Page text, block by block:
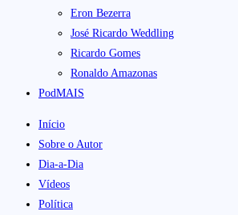
Eron Bezerra
José Ricardo Weddling
Ricardo Gomes
Ronaldo Amazonas
PodMAIS
Início
Sobre o Autor
Dia-a-Dia
Vídeos
Política